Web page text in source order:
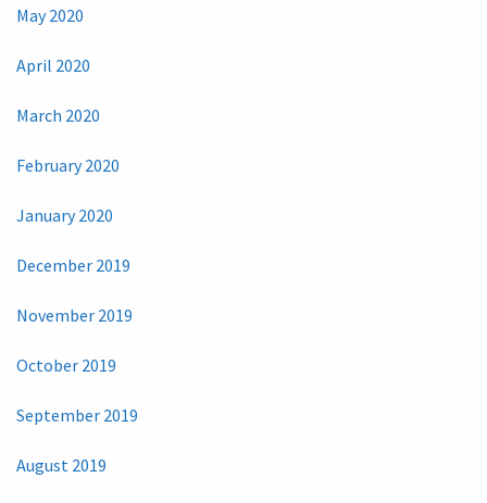
May 2020
April 2020
March 2020
February 2020
January 2020
December 2019
November 2019
October 2019
September 2019
August 2019